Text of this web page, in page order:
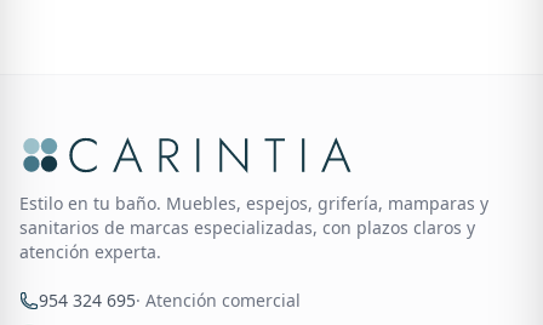
Estilo en tu baño. Muebles, espejos, grifería, mamparas y
sanitarios de marcas especializadas, con plazos claros y
atención experta.
954 324 695· Atención comercial